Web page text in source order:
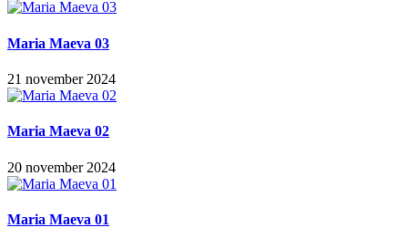
Maria Maeva 03
21 november 2024
Maria Maeva 02
20 november 2024
Maria Maeva 01